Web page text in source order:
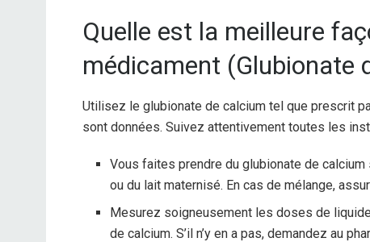
Quelle est la meilleure
médicament (Glubionate
Utilisez le glubionate de calcium tel que prescrit
sont données. Suivez attentivement toutes les
Vous faites prendre du glubionate de
ou du lait maternisé. En cas de mélange,
Mesurez soigneusement les doses de
de calcium. S’il n’y en a pas, demandez au